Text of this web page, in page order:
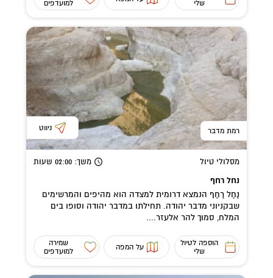
שלי
למועדפים
רמת מדבר ניווט
מסלולי טיול משך: 02:00 שעות
נחל רחף
נַחַל רַחַף הנמצא דרומית למצדה הוא מהיפים והמרשימים
שבקניוני מדבר יהודה. תחילתו במדבר יהודה וסופו בים
המלח, סמוך להר אלעזר....
הוספה לטיול
שלי
על המפה
שמירה
למועדפים